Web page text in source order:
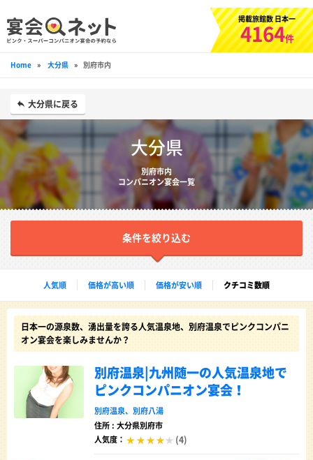
掲載旅館数 日本一
4164件
Home » 大分県 » 別府市内
大分県に戻る
大分県
別府市内
コンパニオン宴会一覧
条件を絞り込む
人気順 価格が高い順 価格が安い順 クチコミ数順
日本一の源泉数、湧出量を誇る人気温泉地、別府温泉でピンクコンパニ
オン宴会を楽しみませんか？
別府温泉|九州随一の人気温泉地で
ピンクコンパニオン宴会！
別府温泉、 別府八湯
住所 : 大分県別府市
人気度：
(4)